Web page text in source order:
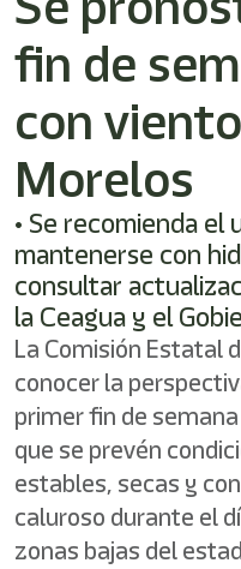
fin de
con
Morelos
• Se recomienda
mantenerse con
consultar
la Ceagua y el
La Comisión Estatal
conocer la
primer fin de
que se prevén
estables, secas y
caluroso durante el
zonas bajas del